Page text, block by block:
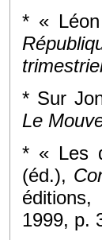
* «
* Sur
Le
* « Les
(éd.),
1999, p.